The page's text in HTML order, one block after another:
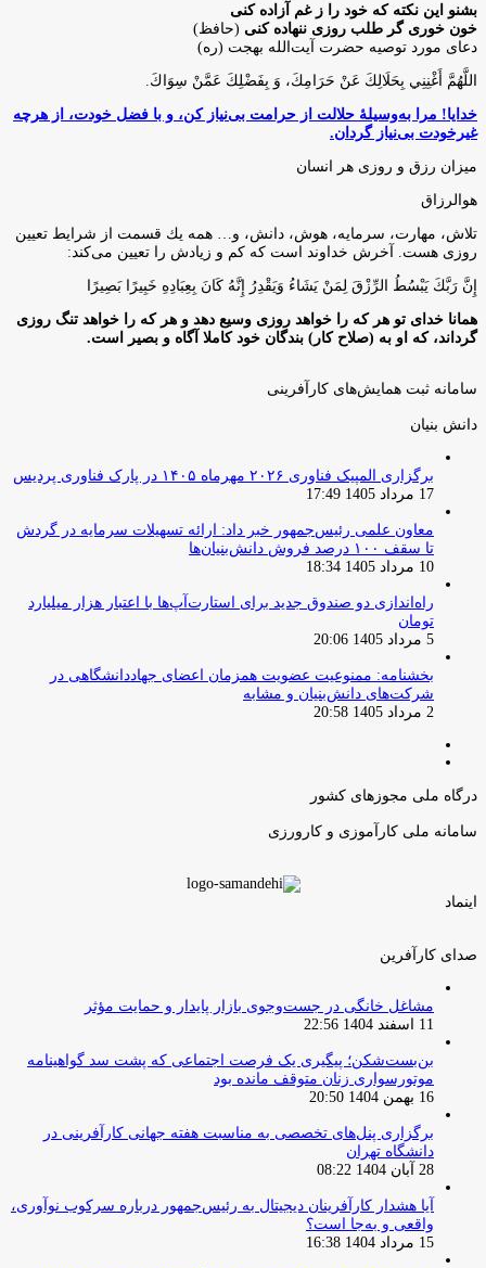
بشنو این نکته که خود را ز غم آزاده کنی
خون خوری گر طلب روزی ننهاده کنی (حافظ)
دعای مورد توصیه حضرت آیت‌الله بهجت (ره)
اللَّهُمَّ أَغْنِنِي بِحَلَالِكَ عَنْ حَرَامِكَ، وَ بِفَضْلِكَ عَمَّنْ سِوَاكَ‏.
خدایا! مرا به‌وسیلۀ حلالت از حرامت بی‌نیاز کن، و با فضل خودت، از هرچه
غیرخودت بی‌نیاز گردان.
میزان رزق و روزی هر انسان
هوالرزاق
تلاش، مهارت، سرمايه، هوش، دانش، و… همه يك قسمت از شرايط تعيين
روزى هست. آخرش خداوند است كه كم و زيادش را تعيين مى‌كند:
إِنَّ رَبَّكَ يَبْسُطُ الرِّزْقَ لِمَنْ يَشَاءُ وَيَقْدِرُ إِنَّهُ كَانَ بِعِبَادِهِ خَبِيرًا بَصِيرًا
همانا خدای تو هر که را خواهد روزی وسیع دهد و هر که را خواهد تنگ روزی
گرداند، که او به (صلاح کار) بندگان خود کاملا آگاه و بصیر است.
سامانه ثبت همایش‌های کارآفرینی
دانش‌ بنیان‌
برگزاری المپیک فناوری ۲۰۲۶ مهرماه ۱۴۰۵ در پارک فناوری پردیس
17 مرداد 1405 17:49
معاون علمی رئیس‌جمهور خبر داد: ارائه تسهیلات سرمایه در گردش
تا سقف ۱۰۰ درصد فروش دانش‌بنیان‌ها
10 مرداد 1405 18:34
راه‌اندازی دو صندوق جدید برای استارت‌آپ‌ها با اعتبار هزار میلیارد
تومان
5 مرداد 1405 20:06
بخشنامه: ممنوعیت عضویت همزمان اعضای جهاددانشگاهی در
شرکت‌های دانش‌بنیان و مشابه
2 مرداد 1405 20:58
درگاه ملی مجوزهای کشور
سامانه ملی کارآموزی و کارورزی
اینماد
صدای کارآفرین
مشاغل خانگی در جست‌وجوی بازار پایدار و حمایت مؤثر
11 اسفند 1404 22:56
بن‌بست‌شکن؛ پیگیری یک فرصت اجتماعی که پشت سد گواهینامه
موتورسواری زنان متوقف مانده بود
16 بهمن 1404 20:50
برگزاری پنل‌های تخصصی به مناسبت هفته جهانی کارآفرینی در
دانشگاه تهران
28 آبان 1404 08:22
آیا هشدار کارآفرینان دیجیتال به رئیس‌جمهور درباره سرکوب نوآوری،
واقعی و به‌جا است؟
15 مرداد 1404 16:38